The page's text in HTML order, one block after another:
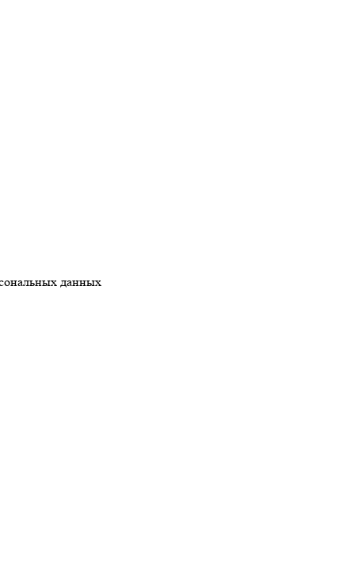
данных